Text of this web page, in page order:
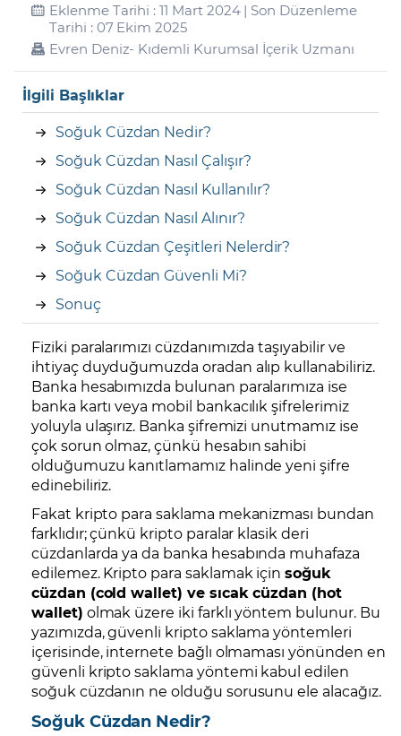
Eklenme Tarihi : 11 Mart 2024 | Son Düzenleme
Tarihi : 07 Ekim 2025
Evren Deniz- Kıdemli Kurumsal İçerik Uzmanı
İlgili Başlıklar
Soğuk Cüzdan Nedir?
Soğuk Cüzdan Nasıl Çalışır?
Soğuk Cüzdan Nasıl Kullanılır?
Soğuk Cüzdan Nasıl Alınır?
Soğuk Cüzdan Çeşitleri Nelerdir?
Soğuk Cüzdan Güvenli Mi?
Sonuç
Fiziki paralarımızı cüzdanımızda taşıyabilir ve
ihtiyaç duyduğumuzda oradan alıp kullanabiliriz.
Banka hesabımızda bulunan paralarımıza ise
banka kartı veya mobil bankacılık şifrelerimiz
yoluyla ulaşırız. Banka şifremizi unutmamız ise
çok sorun olmaz, çünkü hesabın sahibi
olduğumuzu kanıtlamamız halinde yeni şifre
edinebiliriz.
Fakat kripto para saklama mekanizması bundan
farklıdır; çünkü kripto paralar klasik deri
cüzdanlarda ya da banka hesabında muhafaza
edilemez. Kripto para saklamak içinsoğuk
cüzdan (cold wallet) ve sıcak cüzdan (hot
wallet) olmak üzere iki farklı yöntem bulunur. Bu
yazımızda, güvenli kripto saklama yöntemleri
içerisinde, internete bağlı olmaması yönünden en
güvenli kripto saklama yöntemi kabul edilen
soğuk cüzdanın ne olduğu sorusunu ele alacağız.
Soğuk Cüzdan Nedir?